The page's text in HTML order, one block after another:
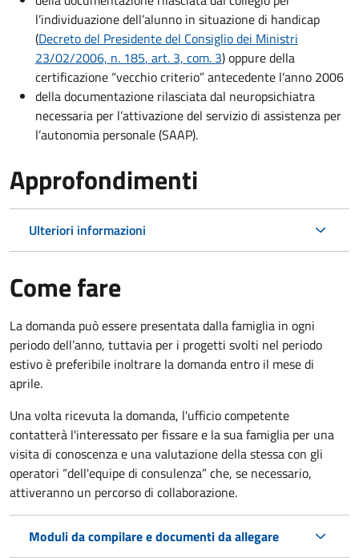
l’individuazione dell’alunno in situazione di handicap
(Decreto del Presidente del Consiglio dei Ministri
23/02/2006, n. 185, art. 3, com. 3) oppure della
certificazione “vecchio criterio” antecedente l’anno 2006
della documentazione rilasciata dal neuropsichiatra
necessaria per l’attivazione del servizio di assistenza per
l’autonomia personale (SAAP).
Approfondimenti
Ulteriori informazioni
Come fare
La domanda può essere presentata dalla famiglia in ogni
periodo dell’anno, tuttavia per i progetti svolti nel periodo
estivo è preferibile inoltrare la domanda entro il mese di
aprile.
Una volta ricevuta la domanda, l'ufficio competente
contatterà l'interessato per fissare e la sua famiglia per una
visita di conoscenza e una valutazione della stessa con gli
operatori “dell'equipe di consulenza” che, se necessario,
attiveranno un percorso di collaborazione.
Moduli da compilare e documenti da allegare